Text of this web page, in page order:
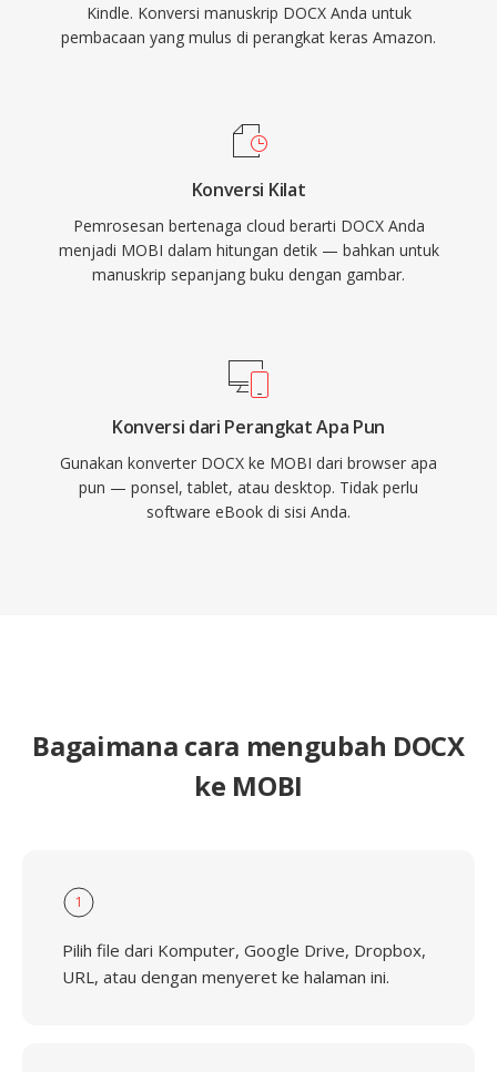
Kindle. Konversi manuskrip DOCX Anda untuk
pembacaan yang mulus di perangkat keras Amazon.
Konversi Kilat
Pemrosesan bertenaga cloud berarti DOCX Anda
menjadi MOBI dalam hitungan detik — bahkan untuk
manuskrip sepanjang buku dengan gambar.
Konversi dari Perangkat Apa Pun
Gunakan konverter DOCX ke MOBI dari browser apa
pun — ponsel, tablet, atau desktop. Tidak perlu
software eBook di sisi Anda.
Bagaimana cara mengubah DOCX
ke MOBI
1
Pilih file dari Komputer, Google Drive, Dropbox,
URL, atau dengan menyeret ke halaman ini.